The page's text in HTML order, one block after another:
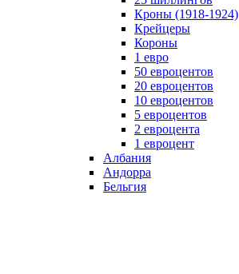
Кроны (1918-1924)
Крейцеры
Короны
1 евро
50 евроцентов
20 евроцентов
10 евроцентов
5 евроцентов
2 евроцента
1 евроцент
Албания
Андорра
Бельгия